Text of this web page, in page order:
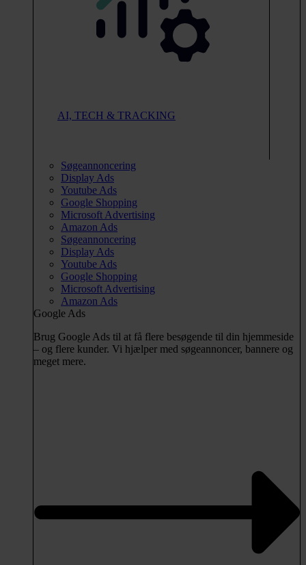
AI, TECH & TRACKING
Søgeannoncering
Display Ads
Youtube Ads
Google Shopping
Microsoft Advertising
Amazon Ads
Søgeannoncering
Display Ads
Youtube Ads
Google Shopping
Microsoft Advertising
Amazon Ads
Google Ads
Brug Google Ads til at få flere besøgende til din hjemmeside
– og flere kunder. Vi hjælper med søgeannoncer, bannere og
meget mere.